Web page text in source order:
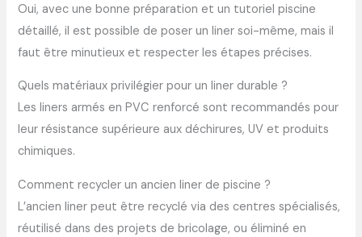
Oui, avec une bonne préparation et un tutoriel piscine
détaillé, il est possible de poser un liner soi-même, mais il
faut être minutieux et respecter les étapes précises.
Quels matériaux privilégier pour un liner durable ?
Les liners armés en PVC renforcé sont recommandés pour
leur résistance supérieure aux déchirures, UV et produits
chimiques.
Comment recycler un ancien liner de piscine ?
L’ancien liner peut être recyclé via des centres spécialisés,
réutilisé dans des projets de bricolage, ou éliminé en